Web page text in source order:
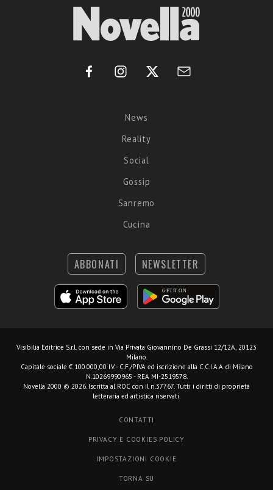
News
Reality
Social
Gossip
Sanremo
Cucina
ABBONATI NEWSLETTER
Visibilia Editrice S.r.l. con sede in Via Privata Giovannino De Grassi 12/12A, 20123
Milano.
Capitale sociale € 100.000,00 I.V. - C.F./P.IVA ed iscrizione alla C.C.I.A.A. di Milano
N.10269990965 - REA MI-2519578.
Novella 2000 © 2026. Iscritta al ROC con il n.37767. Tutti i diritti di proprietà
letteraria ed artistica riservati.
CONTATTI
PRIVACY E COOKIES POLICY
IMPOSTAZIONI COOKIE
TORNA SU